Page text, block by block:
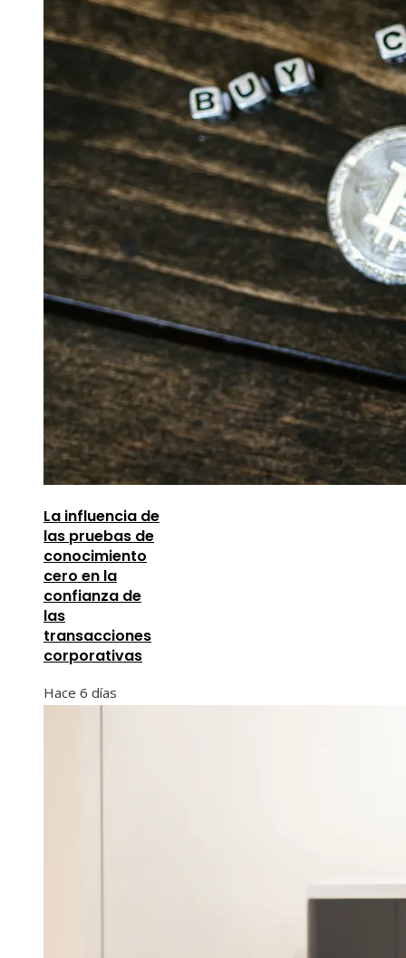
La influencia de
las pruebas de
conocimiento
cero en la
confianza de
las
transacciones
corporativas
Hace 6 días